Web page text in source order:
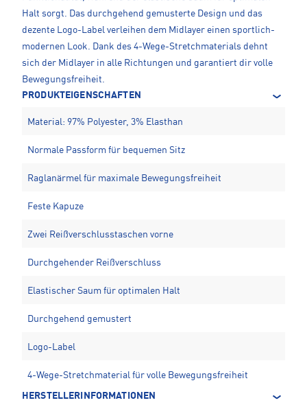
Halt sorgt. Das durchgehend gemusterte Design und das
dezente Logo-Label verleihen dem Midlayer einen sportlich-
modernen Look. Dank des 4-Wege-Stretchmaterials dehnt
sich der Midlayer in alle Richtungen und garantiert dir volle
Bewegungsfreiheit.
PRODUKTEIGENSCHAFTEN
Material: 97% Polyester, 3% Elasthan
Normale Passform für bequemen Sitz
Raglanärmel für maximale Bewegungsfreiheit
Feste Kapuze
Zwei Reißverschlusstaschen vorne
Durchgehender Reißverschluss
Elastischer Saum für optimalen Halt
Durchgehend gemustert
Logo-Label
4-Wege-Stretchmaterial für volle Bewegungsfreiheit
HERSTELLERINFORMATIONEN